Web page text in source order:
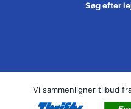
Søg efter
Vi sammenligner tilbud